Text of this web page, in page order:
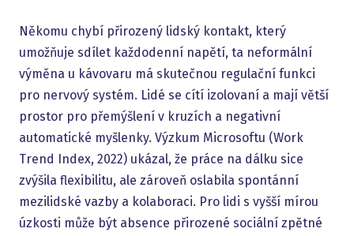
Někomu chybí přirozený lidský kontakt, který
umožňuje sdílet každodenní napětí, ta neformální
výměna u kávovaru má skutečnou regulační funkci
pro nervový systém. Lidé se cítí izolovaní a mají větší
prostor pro přemýšlení v kruzích a negativní
automatické myšlenky. Výzkum Microsoftu (Work
Trend Index, 2022) ukázal, že práce na dálku sice
zvýšila flexibilitu, ale zároveň oslabila spontánní
mezilidské vazby a kolaboraci. Pro lidi s vyšší mírou
úzkosti může být absence přirozené sociální zpětné